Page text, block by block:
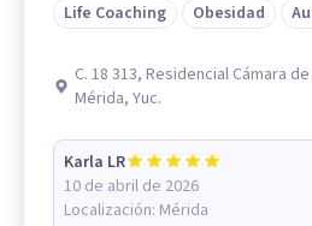
Life Coaching
Obesidad
C. 18 313, Residencial Cámara
Mérida, Yuc.
Karla LR
10 de abril de 2026
Localización: Mérida